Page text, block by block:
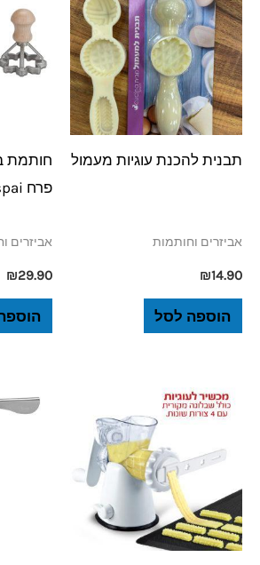
תבנית להכנת עוגיות מעמול
אביזרים וחותמות
₪14.90
הוספה לסל
חותמת
פרח Eppicotispai
אביזרים
₪29.90